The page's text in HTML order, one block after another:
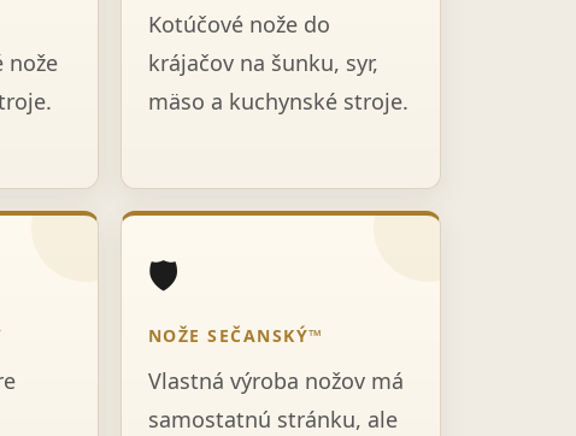
nože
Kotúčové nože do
krájačov na šunku, syr,
mäso a kuchynské stroje.
🛡️
NOŽE SEČANSKÝ™
Vlastná výroba nožov má
samostatnú stránku, ale